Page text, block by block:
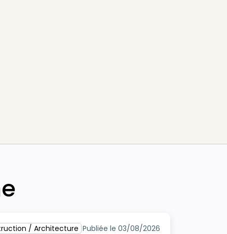
/ Architecture Publiée le 03/08/2026